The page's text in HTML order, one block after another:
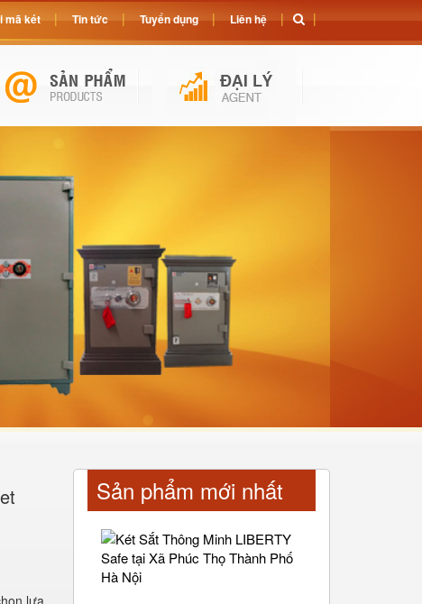
lựa
Sản phẩm mới nhất
mã két Tin tức Tuyển dụng Liên hệ